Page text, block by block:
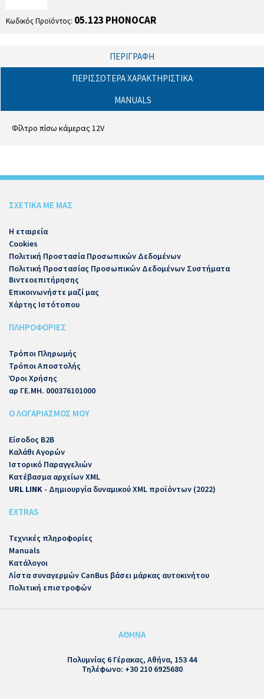
Κωδικός Προϊόντος: 05.123 PHONOCAR
ΠΕΡΙΓΡΑΦΉ
ΠΕΡΙΣΣΌΤΕΡΑ ΧΑΡΑΚΤΗΡΙΣΤΙΚΆ
MANUALS
Φίλτρο πίσω κάμερας 12V
ΣΧΕΤΙΚΑ ΜΕ ΜΑΣ
Η εταιρεία
Cookies
Πολιτική Προστασία Προσωπικών Δεδομένων
Πολιτική Προστασίας Προσωπικών Δεδομένων Συστήματα
Βιντεοεπιτήρησης
Επικοινωνήστε μαζί μας
Χάρτης Ιστότοπου
ΠΛΗΡΟΦΟΡΙΕΣ
Τρόποι Πληρωμής
Τρόποι Αποστολής
Όροι Χρήσης
αρ ΓΕ.ΜΗ. 000376101000
Ο ΛΟΓΑΡΙΑΣΜΟΣ ΜΟΥ
Είσοδος B2B
Καλάθι Αγορών
Ιστορικό Παραγγελιών
Κατέβασμα αρχείων XML
URL LINK - Δημιουργία δυναμικού XML προϊόντων (2022)
EXTRAS
Τεχνικές πληροφορίες
Manuals
Κατάλογοι
Λίστα συναγερμών CanBus βάσει μάρκας αυτοκινήτου
Πολιτική επιστροφών
ΑΘΗΝΑ
Πολυμνίας 6 Γέρακας, Αθήνα, 153 44
Τηλέφωνο: +30 210 6925680